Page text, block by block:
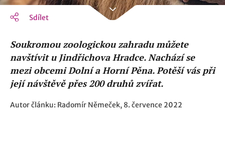
Sdílet
Soukromou zoologickou zahradu můžete
navštívit u Jindřichova Hradce. Nachází se
mezi obcemi Dolní a Horní Pěna. Potěší vás při
její návštěvě přes 200 druhů zvířat.
Autor článku: Radomír Němeček, 8. července 2022